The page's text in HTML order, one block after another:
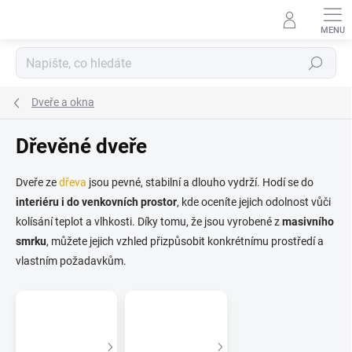
Hledat
Dveře a okna
Dřevěné dveře
Dveře zedřeva jsou pevné, stabilní a dlouho vydrží. Hodí se do
interiéru i do venkovních prostor, kde oceníte jejich odolnost vůči
kolísání teplot a vlhkosti. Díky tomu, že jsou vyrobené zmasivního
smrku, můžete jejich vzhled přizpůsobit konkrétnímu prostředí a
vlastním požadavkům.